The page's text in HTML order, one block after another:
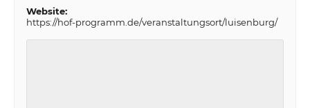
Website:
https://hof-programm.de/veranstaltungsort/luisenburg/